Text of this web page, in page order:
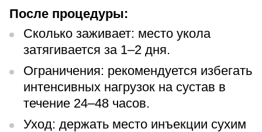
После процедуры:
Сколько заживает: место укола
затягивается за 1–2 дня.
Ограничения: рекомендуется избегать
интенсивных нагрузок на сустав в
течение 24–48 часов.
Уход: держать место инъекции сухим